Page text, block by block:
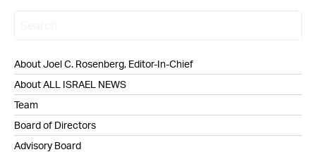
About Joel C. Rosenberg, Editor-In-Chief
About ALL ISRAEL NEWS
Team
Board of Directors
Advisory Board